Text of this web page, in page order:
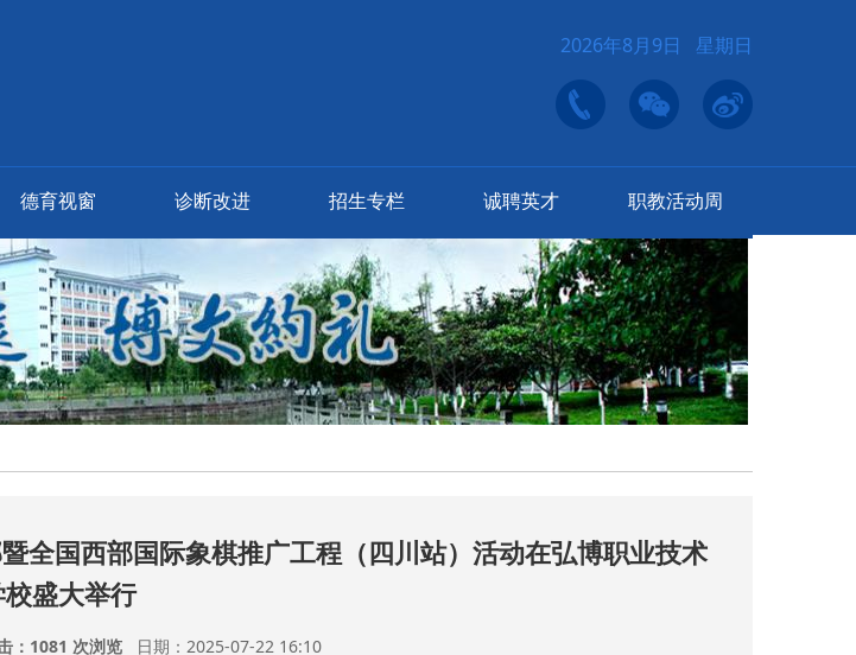
2026年8月9日 星期日
德育视窗 诊断改进 招生专栏 诚聘英才 职教活动周
全国西部国际象棋推广工程（四川站）活动在弘博职业技术
盛大举行
： 1081 次浏览 日期：2025-07-22 16:10